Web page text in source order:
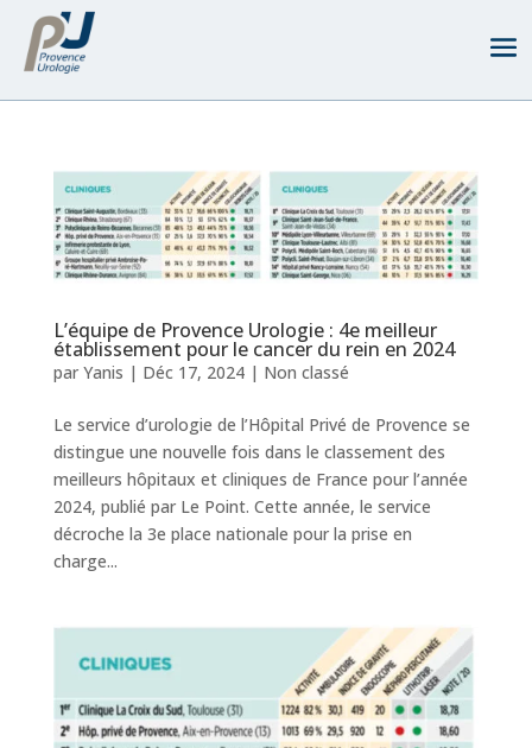
L’équipe de Provence Urologie : 4e meilleur
établissement pour le cancer du rein en 2024
par Yanis | Déc 17, 2024| Non classé
Le service d’urologie de l’Hôpital Privé de Provence se
distingue une nouvelle fois dans le classement des
meilleurs hôpitaux et cliniques de France pour l’année
2024, publié par Le Point. Cette année, le service
décroche la 3e place nationale pour la prise en
charge...